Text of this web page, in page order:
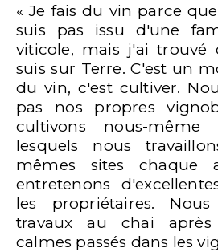
« Je fais du vin parce
suis pas issu d'une
viticole, mais j'ai
suis sur Terre. C'est un
du vin, c'est cultiver.
pas nos propres
cultivons nous-
lesquels nous
mêmes sites chaque
entretenons
les propriétaires.
travaux au chai
calmes passés dans les